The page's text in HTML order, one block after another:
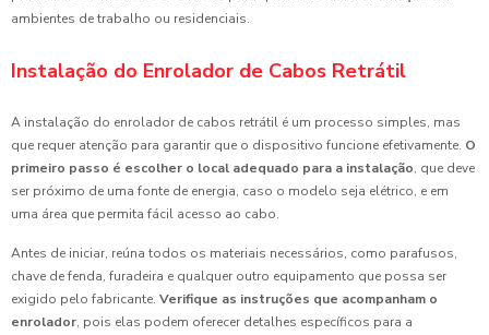
ambientes de trabalho ou residenciais.
Instalação do Enrolador de Cabos Retrátil
A instalação do enrolador de cabos retrátil é um processo simples, mas
que requer atenção para garantir que o dispositivo funcione efetivamente. O
primeiro passo é escolher o local adequado para a instalação, que deve
ser próximo de uma fonte de energia, caso o modelo seja elétrico, e em
uma área que permita fácil acesso ao cabo.
Antes de iniciar, reúna todos os materiais necessários, como parafusos,
chave de fenda, furadeira e qualquer outro equipamento que possa ser
exigido pelo fabricante. Verifique as instruções que acompanham o
enrolador, pois elas podem oferecer detalhes específicos para a